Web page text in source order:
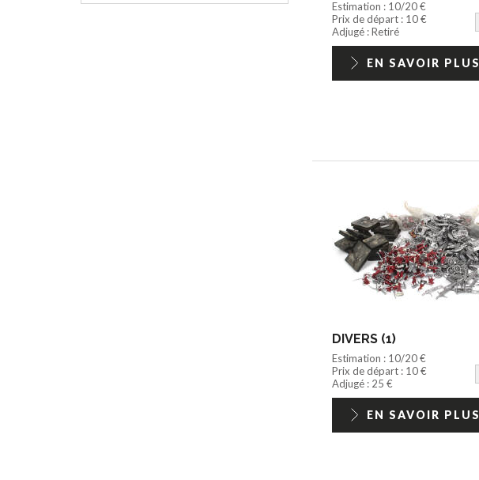
Estimation : 10/20 €
Prix de départ : 10 €
Adjugé : Retiré
EN SAVOIR PLUS
DIVERS (1)
Estimation : 10/20 €
Prix de départ : 10 €
Adjugé : 25 €
EN SAVOIR PLUS